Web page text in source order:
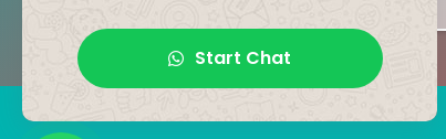
Start Chat